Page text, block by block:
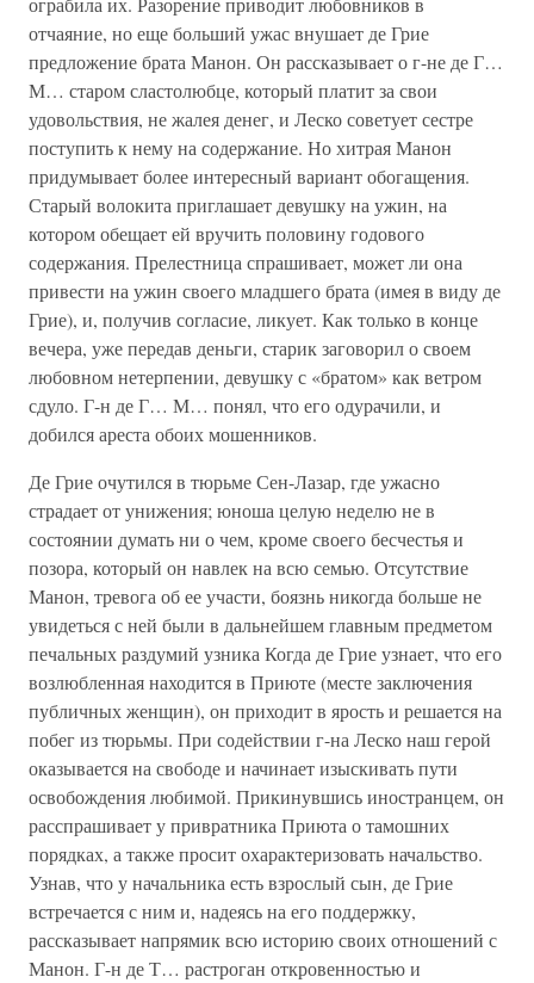
отчаяние, но еще больший ужас внушает де Грие
предложение брата Манон. Он рассказывает о г-не де Г…
М… старом сластолюбце, который платит за свои
удовольствия, не жалея денег, и Леско советует сестре
поступить к нему на содержание. Но хитрая Манон
придумывает более интересный вариант обогащения.
Старый волокита приглашает девушку на ужин, на
котором обещает ей вручить половину годового
содержания. Прелестница спрашивает, может ли она
привести на ужин своего младшего брата (имея в виду де
Грие), и, получив согласие, ликует. Как только в конце
вечера, уже передав деньги, старик заговорил о своем
любовном нетерпении, девушку с «братом» как ветром
сдуло. Г-н де Г… М… понял, что его одурачили, и
добился ареста обоих мошенников.
Де Грие очутился в тюрьме Сен-Лазар, где ужасно
страдает от унижения; юноша целую неделю не в
состоянии думать ни о чем, кроме своего бесчестья и
позора, который он навлек на всю семью. Отсутствие
Манон, тревога об ее участи, боязнь никогда больше не
увидеться с ней были в дальнейшем главным предметом
печальных раздумий узника Когда де Грие узнает, что его
возлюбленная находится в Приюте (месте заключения
публичных женщин), он приходит в ярость и решается на
побег из тюрьмы. При содействии г-на Леско наш герой
оказывается на свободе и начинает изыскивать пути
освобождения любимой. Прикинувшись иностранцем, он
расспрашивает у привратника Приюта о тамошних
порядках, а также просит охарактеризовать начальство.
Узнав, что у начальника есть взрослый сын, де Грие
встречается с ним и, надеясь на его поддержку,
рассказывает напрямик всю историю своих отношений с
Манон. Г-н де Т… растроган откровенностью и